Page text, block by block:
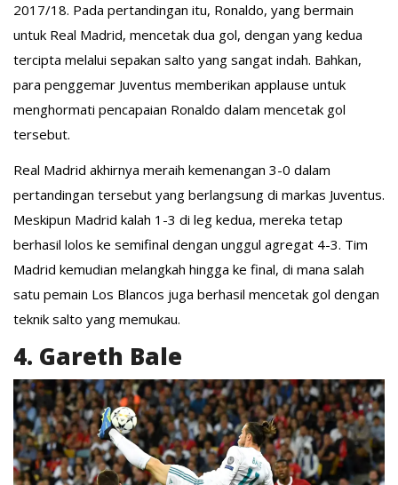
2017/18. Pada pertandingan itu, Ronaldo, yang bermain
untuk Real Madrid, mencetak dua gol, dengan yang kedua
tercipta melalui sepakan salto yang sangat indah. Bahkan,
para penggemar Juventus memberikan applause untuk
menghormati pencapaian Ronaldo dalam mencetak gol
tersebut.
Real Madrid akhirnya meraih kemenangan 3-0 dalam
pertandingan tersebut yang berlangsung di markas Juventus.
Meskipun Madrid kalah 1-3 di leg kedua, mereka tetap
berhasil lolos ke semifinal dengan unggul agregat 4-3. Tim
Madrid kemudian melangkah hingga ke final, di mana salah
satu pemain Los Blancos juga berhasil mencetak gol dengan
teknik salto yang memukau.
4. Gareth Bale